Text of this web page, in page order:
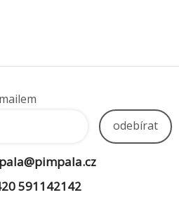
odebírat
591142142